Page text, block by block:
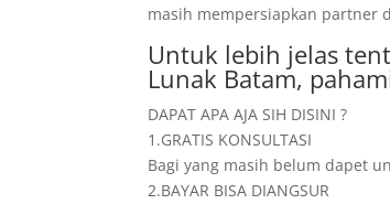
masih mempersiapkan partner
Untuk lebih jelas
Lunak Batam,
DAPAT APA AJA SIH DISINI ?
1.GRATIS KONSULTASI
Bagi yang masih belum dapet
2.BAYAR BISA DIANGSUR